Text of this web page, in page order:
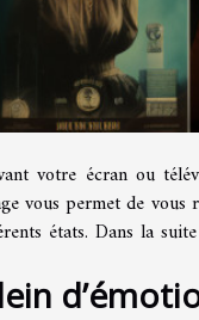
votre écran ou
vous permet de
états. Dans la